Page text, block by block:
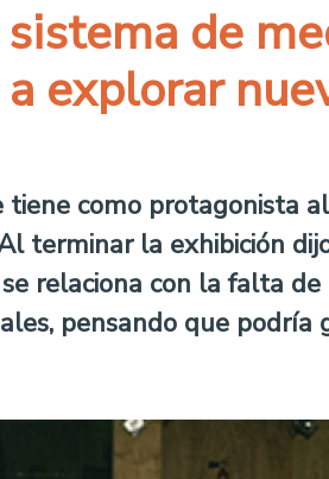
de
explorar
como protagonista
terminar la exhibición
relaciona con la falta
pensando que podría